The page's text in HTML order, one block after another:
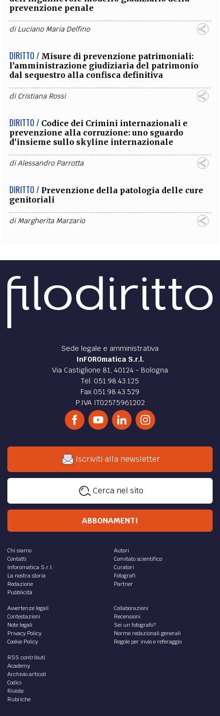
prevenzione penale
diLuciano Maria Delfino
DIRITTO / Misure di prevenzione patrimoniali:
l’amministrazione giudiziaria del patrimonio
dal sequestro alla confisca definitiva
diCristiana Rossi
DIRITTO / Codice dei Crimini internazionali e
prevenzione alla corruzione: uno sguardo
d’insieme sullo skyline internazionale
diAlessandro Parrotta
DIRITTO / Prevenzione della patologia delle cure
genitoriali
diMargherita Marzario
Sede legale e amministrativa
InFOROmatica S.r.l.
Via Castiglione 81, 40124 - Bologna
Tel. 051.98.43.125
Fax 051.98.43.529
P.IVA IT02575961202
Iscriviti alla newsletter
Cerca nel sito
ABBONAMENTI
Chi siamo
Contatti
Inforomatica S.r.l.
La nostra storia
Redazione
Pubblicità
Autori
Comitato scientifico
Curatori
Fotografi
Partner
Avvertenze legali
Contestazioni
Note legali
Privacy Policy
Cookie Policy
Collaborazioni
Recensioni
Sei un fotografo?
Norme redazionali generali
Regole per invio e referaggio
RSS contributi
Academy
Archivio articoli
Codici
Riviste
Rubriche